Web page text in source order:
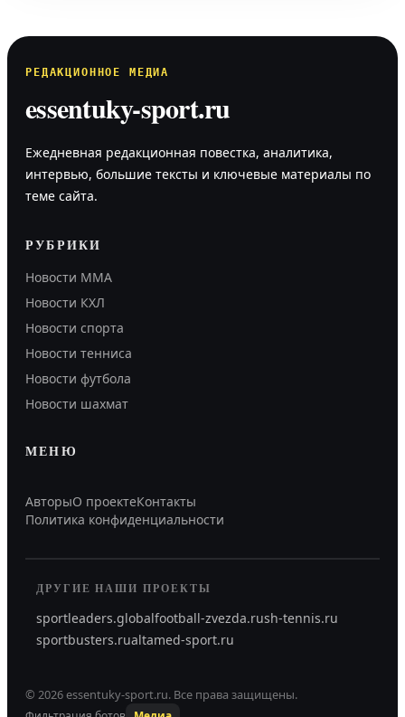
РЕДАКЦИОННОЕ МЕДИА
essentuky-sport.ru
Ежедневная редакционная повестка, аналитика,
интервью, большие тексты и ключевые материалы по
теме сайта.
РУБРИКИ
Новости MMA
Новости КХЛ
Новости спорта
Новости тенниса
Новости футбола
Новости шахмат
МЕНЮ
АвторыО проектеКонтакты
Политика конфиденциальности
ДРУГИЕ НАШИ ПРОЕКТЫ
sportleaders.globalfootball-zvezda.rush-tennis.ru
sportbusters.rualtamed-sport.ru
© 2026essentuky-sport.ru. Все права защищены.